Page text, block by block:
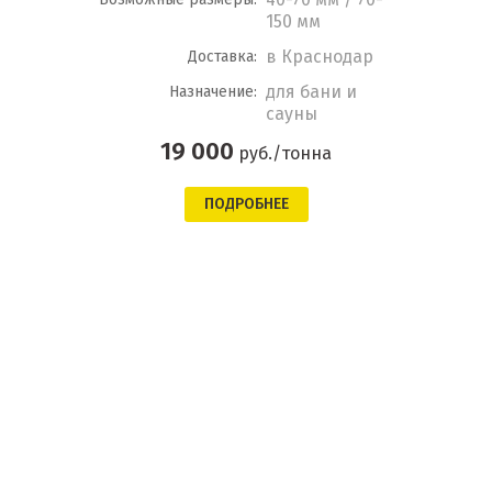
150 мм
Доставка: в Краснодар
Назначение: для бани и
сауны
19 000 руб./тонна
ПОДРОБНЕЕ